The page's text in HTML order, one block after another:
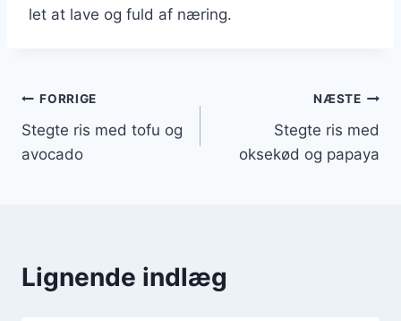
let at lave og fuld af næring.
Indlægsnavigation
FORRIGE
Stegte ris med tofu og
avocado
NÆSTE
Stegte ris med
oksekød og papaya
Lignende indlæg